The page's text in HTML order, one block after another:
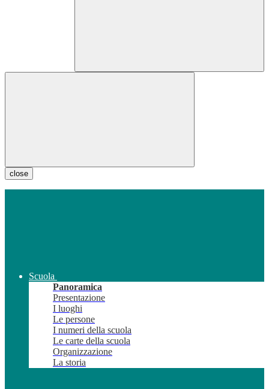
close
Scuola
Panoramica
Presentazione
I luoghi
Le persone
I numeri della scuola
Le carte della scuola
Organizzazione
La storia